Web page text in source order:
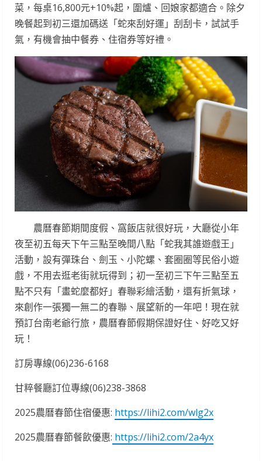
菜，每桌16,800元+10%起，圍爐、回娘家都適合。除夕
晚餐起到初三還加碼送「蛇來刮好運」刮刮卡，試試手
氣，有機會抽中餐券、住宿券等好禮。
農曆春節期間度假、窩飯店就很好玩，大廳從小年
夜至初五每天下午三點至晚間八點「蛇我其誰遊戲王」
活動，設有彈珠台、劍玉、小陀螺、套圈圈等民俗小遊
戲，不用去逛老街就玩得到；初一至初三下午三點至五
點不只有「畫蛇麼都好」春聯彩繪活動，還有折氣球，
來創作一張獨一無二的春聯、展望新的一年吧！現在就
預訂台南老爺行旅，農曆春節假期保證好住、好吃又好
玩！
訂房專線(06)236-6168
甘粹餐廳訂位專線(06)238-3868
2025農曆春節住宿優惠: https://lihi2.com/wlg2x
2025農曆春節餐飲優惠: https://lihi2.com/2a4yx